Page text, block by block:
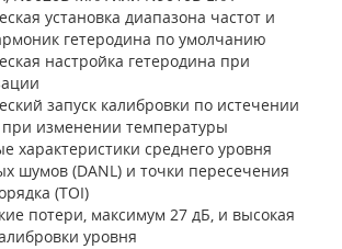
установка диапазона частот и
гетеродина по умолчанию
настройка гетеродина при
запуск калибровки по истечении
изменении температуры
характеристики среднего уровня
шумов (DANL) и точки пересечения
(TOI)
потери, максимум 27 дБ, и высокая
уровня